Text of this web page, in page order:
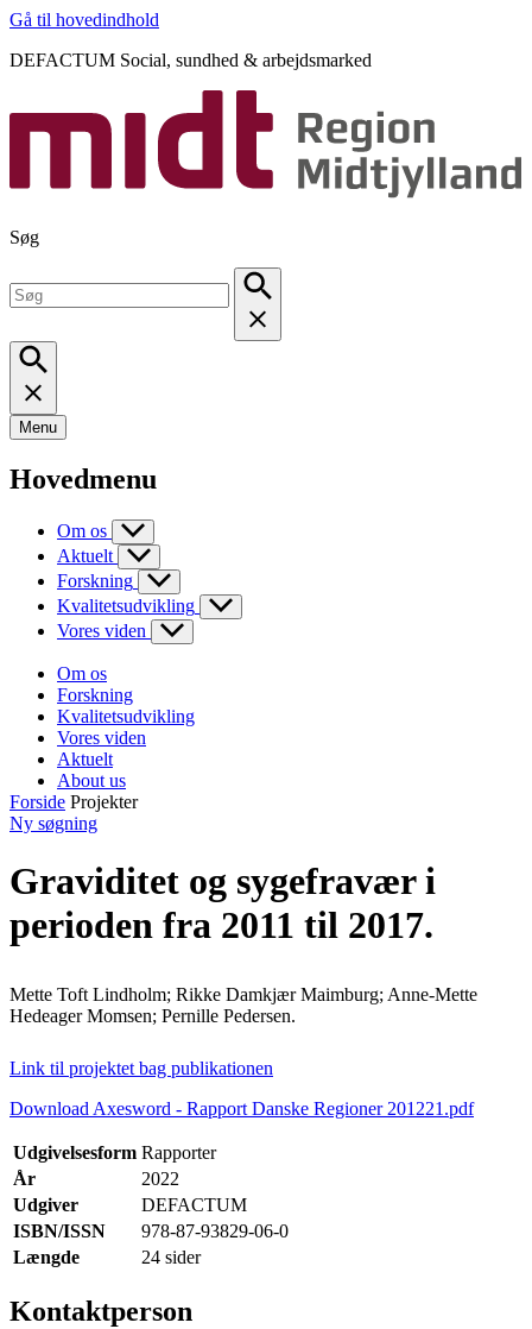
Gå til hovedindhold
DEFACTUM Social, sundhed & arbejdsmarked
Søg
Menu
Hovedmenu
Om os
Aktuelt
Forskning
Kvalitetsudvikling
Vores viden
Om os
Forskning
Kvalitetsudvikling
Vores viden
Aktuelt
About us
Forside Projekter
Ny søgning
Graviditet og sygefravær i
perioden fra 2011 til 2017.
Mette Toft Lindholm; Rikke Damkjær Maimburg; Anne-Mette
Hedeager Momsen; Pernille Pedersen.
Link til projektet bag publikationen
Download Axesword - Rapport Danske Regioner 201221.pdf
Udgivelsesform Rapporter
År
2022
Udgiver
DEFACTUM
ISBN/ISSN
978-87-93829-06-0
Længde
24 sider
Kontaktperson